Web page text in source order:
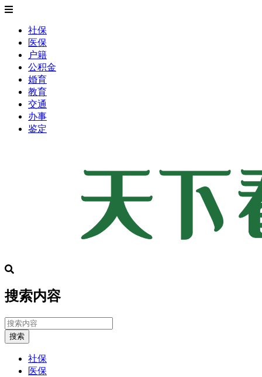
社保
医保
户籍
公积金
婚育
教育
交通
办事
鉴定
搜索内容
搜索
社保
医保